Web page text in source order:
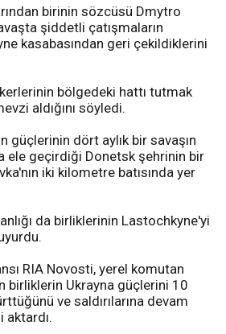
birinin sözcüsü Dmytro
şiddetli çatışmaların
kasabasından geri çekildiklerini
bölgedeki hattı tutmak
aldığını söyledi.
güçlerinin dört aylık bir savaşın
ele geçirdiği Donetsk şehrinin bir
iki kilometre batısında yer
da birliklerinin Lastochkyne'yi
RIA Novosti, yerel komutan
birliklerin Ukrayna güçlerini 10
ve saldırılarına devam